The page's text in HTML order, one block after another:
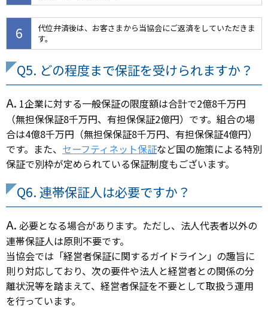
6
代位弁済後は、お客さまから当協会にご返済をしていただきま
す。
Q5. どの程度まで保証を受けられますか？
A. 1企業に対する一般保証の限度額は合計で2億8千万円
（無担保保証8千万円、有担保保証2億円）です。組合の場
合は4億8千万円（無担保保証8千万円、有担保保証4億円）
です。また、 セーフティネット保証など国の施策による特別
保証で別枠が定められている保証制度もございます。
Q6. 連帯保証人は必要ですか？
A. 必要となる場合があります。ただし、法人代表者以外の
連帯保証人は原則不要です。
当協会では「経営者保証に関するガイドライン」の趣旨に
則り対応しており、次の要件や法人と経営者との関係の分
離状況等を踏まえて、経営者保証を不要として取扱う運用
を行っています。